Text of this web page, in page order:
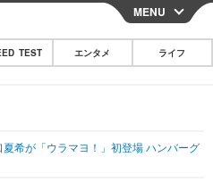
CLOSE
MENU
TEST エンタメ ライフ
希が「ウラマヨ！」初登場 ハンバーグ